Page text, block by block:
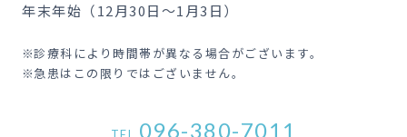
年末年始（12月30日〜1月3日）
診療科により時間帯が異なる場合がございます。
急患はこの限りではございません。
096-380-7011